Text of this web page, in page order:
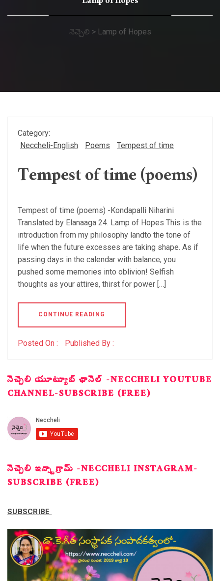
నెచ్చెలి > Lamp of Hopes
Category:
Neccheli-English
Poems Tempest of time
Tempest of time (poems)
Tempest of time (poems) -Kondapalli Niharini
Translated by Elanaaga 24. Lamp of Hopes This is the
introduction from my philosophy landto the tone of
life when the future excesses are taking shape. As if
passing days in the calendar with balance, you
pushed some memories into oblivion! Selfish
thoughts as your attires, thirst for power […]
CONTINUE READING
Posted On : Published By :
నెచ్చెలి యూట్యూబ్ ఛానెల్ -NECCHELI YOUTUBE
CHANNEL-SUBSCRIBE (FREE)
నెచ్చెలి ఇన్స్టాగ్రామ్ -NECCHELI INSTAGRAM-
SUBSCRIBE (FREE)
SUBSCRIBE